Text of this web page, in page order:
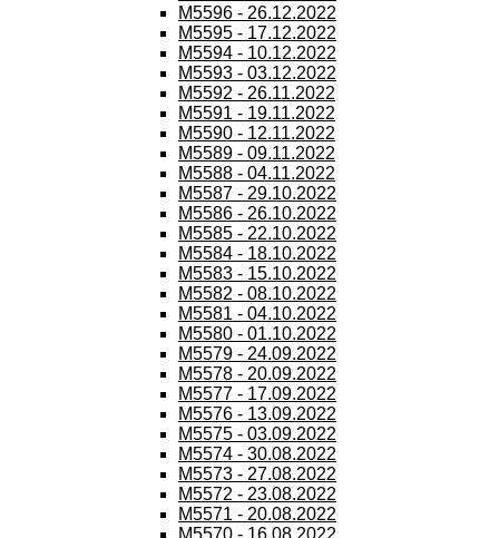
M5596 - 26.12.2022
M5595 - 17.12.2022
M5594 - 10.12.2022
M5593 - 03.12.2022
M5592 - 26.11.2022
M5591 - 19.11.2022
M5590 - 12.11.2022
M5589 - 09.11.2022
M5588 - 04.11.2022
M5587 - 29.10.2022
M5586 - 26.10.2022
M5585 - 22.10.2022
M5584 - 18.10.2022
M5583 - 15.10.2022
M5582 - 08.10.2022
M5581 - 04.10.2022
M5580 - 01.10.2022
M5579 - 24.09.2022
M5578 - 20.09.2022
M5577 - 17.09.2022
M5576 - 13.09.2022
M5575 - 03.09.2022
M5574 - 30.08.2022
M5573 - 27.08.2022
M5572 - 23.08.2022
M5571 - 20.08.2022
M5570 - 16.08.2022